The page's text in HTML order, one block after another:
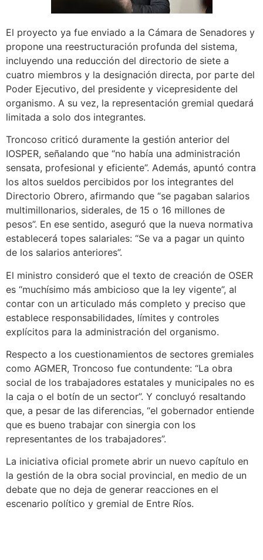
El proyecto ya fue enviado a la Cámara de Senadores y
propone una reestructuración profunda del sistema,
incluyendo una reducción del directorio de siete a
cuatro miembros y la designación directa, por parte del
Poder Ejecutivo, del presidente y vicepresidente del
organismo. A su vez, la representación gremial quedará
limitada a solo dos integrantes.
Troncoso criticó duramente la gestión anterior del
IOSPER, señalando que “no había una administración
sensata, profesional y eficiente”. Además, apuntó contra
los altos sueldos percibidos por los integrantes del
Directorio Obrero, afirmando que “se pagaban salarios
multimillonarios, siderales, de 15 o 16 millones de
pesos”. En ese sentido, aseguró que la nueva normativa
establecerá topes salariales: “Se va a pagar un quinto
de los salarios anteriores”.
El ministro consideró que el texto de creación de OSER
es “muchísimo más ambicioso que la ley vigente”, al
contar con un articulado más completo y preciso que
establece responsabilidades, límites y controles
explícitos para la administración del organismo.
Respecto a los cuestionamientos de sectores gremiales
como AGMER, Troncoso fue contundente: “La obra
social de los trabajadores estatales y municipales no es
la caja o el botín de un sector”. Y concluyó resaltando
que, a pesar de las diferencias, “el gobernador entiende
que es bueno trabajar con sinergia con los
representantes de los trabajadores”.
La iniciativa oficial promete abrir un nuevo capítulo en
la gestión de la obra social provincial, en medio de un
debate que no deja de generar reacciones en el
escenario político y gremial de Entre Ríos.